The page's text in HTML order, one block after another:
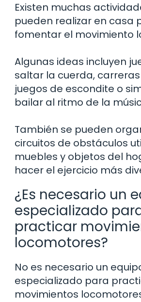
Existen muchas
pueden realizar en casa
fomentar el movimiento
Algunas ideas incluyen
saltar la cuerda,
juegos de escondite o
bailar al ritmo de la
También se pueden
circuitos de obstáculos
muebles y objetos del
hacer el ejercicio más
¿Es necesario un
especializado
practicar
locomotores?
No es necesario un
especializado para
movimientos